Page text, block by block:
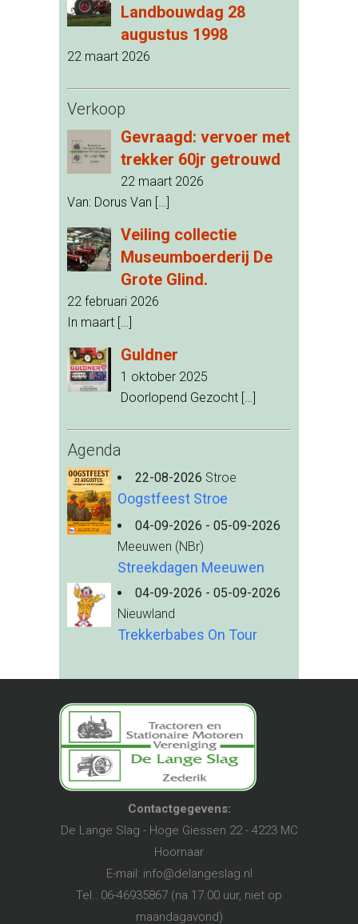
Landbouwdag 28
augustus 1998
22 maart 2026
Verkoop
Gevraagd: vervoer met
trekker 60jr getrouwd
22 maart 2026
Van: Dorus Van […]
Veiling collectie
Museumboerderij De
Grote Glind.
22 februari 2026
In maart […]
Guldner
1 oktober 2025
Doorlopend Gezocht […]
Agenda
22-08-2026 Stroe
Oogstfeest Stroe
04-09-2026 - 05-09-2026
Meeuwen (NBr)
Streekdagen Meeuwen
04-09-2026 - 05-09-2026
Nieuwland
Trekkerbabes On Tour
Contactgegevens:
De Lange Slag - Hoge Giessen 22 - 4223 MC
Hoornaar
E-mail: info@delangeslag.nl
Tel.: 06-46935867 (na 17.00 uur, niet op
maandagavond)